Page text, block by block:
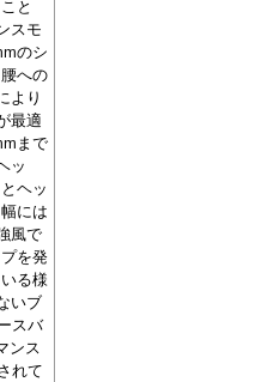
と
スモ
のシ
への
より
最適
まで
ッ
ヘッ
には
風で
を発
る様
いブ
スバ
ンス
れて